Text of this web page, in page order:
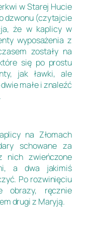
w Starej Hucie
dzwonu (czytajcie
że w kaplicy w
wyposażenia z
zostały na
się po prostu
jak ławki, ale
małe i znaleźć
na Złomach
schowane za
nich zwieńczone
a dwa jakimiś
Po rozwinięciu
obrazy, ręcznie
drugi z Maryją.